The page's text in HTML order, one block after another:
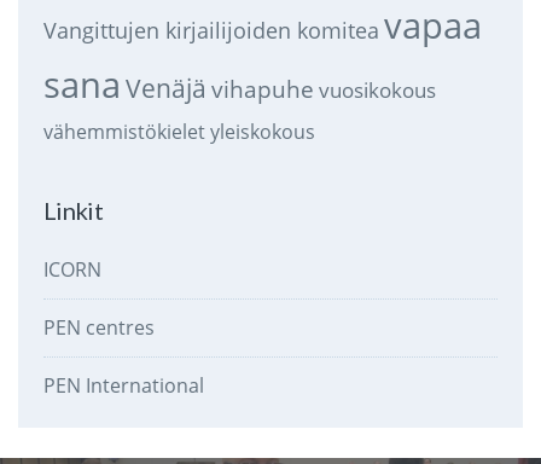
Vangittujen kirjailijoiden komitea vapaa
sana Venäjä vihapuhe vuosikokous
vähemmistökieletyleiskokous
Linkit
ICORN
PEN centres
PEN International